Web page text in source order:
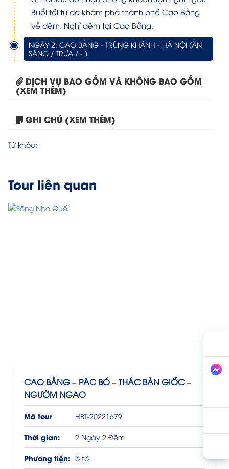
Buổi tối tự do khám phá thành phố Cao Bằng
về đêm. Nghỉ đêm tại Cao Bằng.
NGÀY 2: CAO BẰNG - TRÙNG KHÁNH - HÀ NỘI (ĂN
SÁNG / TRƯA / - )
DỊCH VỤ BAO GỒM VÀ KHÔNG BAO GỒM
(XEM THÊM)
GHI CHÚ (XEM THÊM)
Từ khóa:
Tour liên quan
Tour Vòng cung Đông Bắc...
CAO BẰNG – PÁC BÓ – THÁC BẢN GIỐC –
NGƯỜM NGAO
Mã tour HBT-20221679
Thời gian: 2 Ngày 2 Đêm
Phương tiện: ô tô